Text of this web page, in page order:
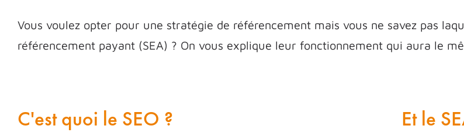
Vous voulez opter pour une stratégie de référencement mais vous ne savez pas
référencement payant (SEA) ? On vous explique leur fonctionnement qui aura le
C'est quoi le SEO ? Et le